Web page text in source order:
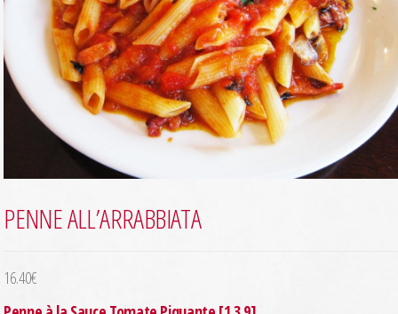
PENNE ALL’ARRABBIATA
16.40€